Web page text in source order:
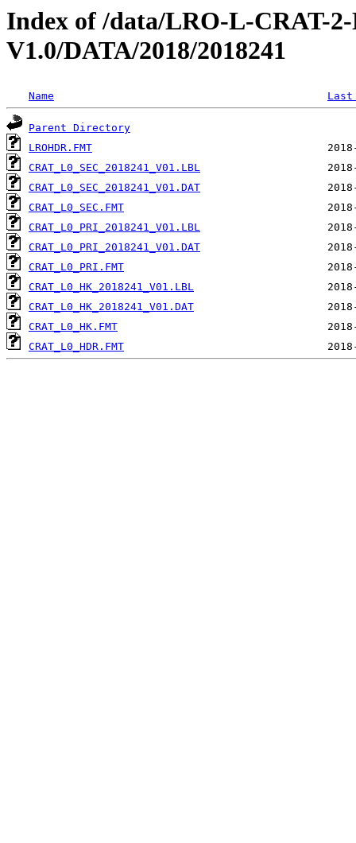
Index of /data/LRO-L-CRAT-
V1.0/DATA/2018/2018241
Name
Parent Directory
LROHDR.FMT
CRAT_L0_SEC_2018241_V01.LBL
CRAT_L0_SEC_2018241_V01.DAT
CRAT_L0_SEC.FMT
CRAT_L0_PRI_2018241_V01.LBL
CRAT_L0_PRI_2018241_V01.DAT
CRAT_L0_PRI.FMT
CRAT_L0_HK_2018241_V01.LBL
CRAT_L0_HK_2018241_V01.DAT
CRAT_L0_HK.FMT
CRAT_L0_HDR.FMT